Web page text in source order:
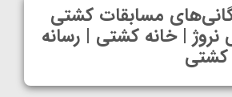
مسابقات کشتی
نروژ | خانه کشتی | رسانه